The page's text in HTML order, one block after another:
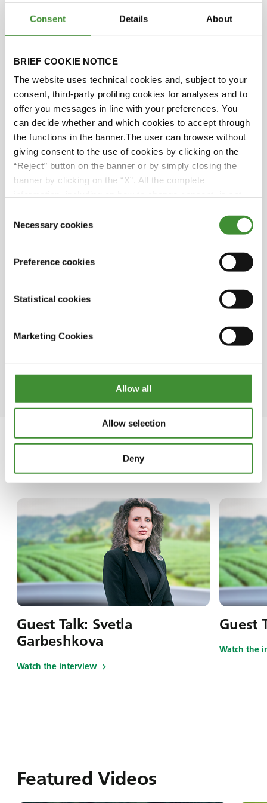
Consent Details About
BRIEF COOKIE NOTICE
The website uses technical cookies and, subject to your
consent, third-party profiling cookies for analyses and to
offer you messages in line with your preferences. You
can decide whether and which cookies to accept through
the functions in the banner.The user can browse without
giving consent to the use of cookies by clicking on the
“Reject” button on the banner or by simply closing the
banner by clicking on the “X”. All the complete
Selection
Necessary cookies
Preference cookies
Statistical cookies
Marketing Cookies
Allow all
Allow selection
Deny
Başrol Oyuncuları
Audra Mulkern
Lucia Salmaso
• Günümüz kadınları, gelecek nesil kadınlar
• Gelişmekte olan ülkelerdeki kadın çiftçilere
%4'e varan potansiyel bir artışa yol açabilir.
• Kadınların çiftçilikteki rolüne ilişkin bir kabul
eksikliği söz konusudur.
Bu dizide
Guest Talk: Svetla
Garbeshkova
Watch the interview
Guest
Watch the
Featured Videos